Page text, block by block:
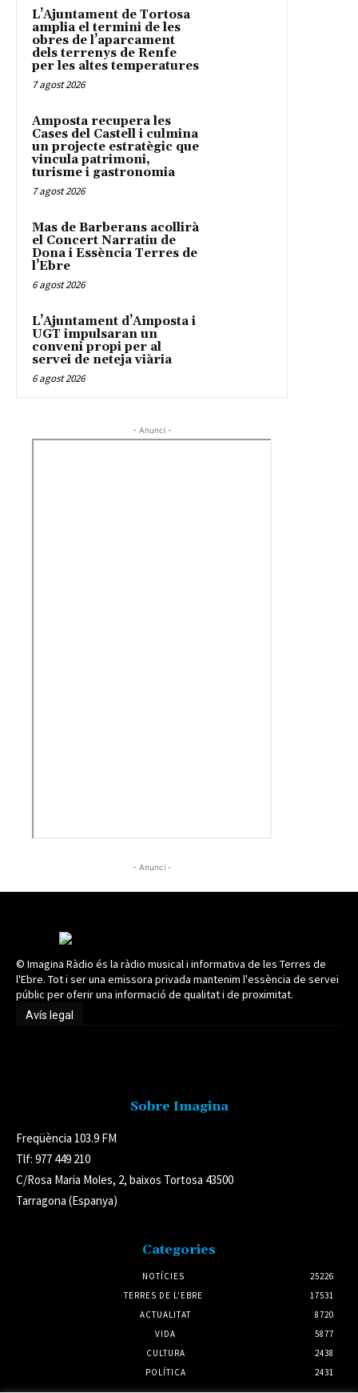
L’Ajuntament de Tortosa
amplia el termini de les
obres de l’aparcament
dels terrenys de Renfe
per les altes temperatures
7 agost 2026
Amposta recupera les
Cases del Castell i culmina
un projecte estratègic que
vincula patrimoni,
turisme i gastronomia
7 agost 2026
Mas de Barberans acollirà
el Concert Narratiu de
Dona i Essència Terres de
l’Ebre
6 agost 2026
L’Ajuntament d’Amposta i
UGT impulsaran un
conveni propi per al
servei de neteja viària
6 agost 2026
- Anunci -
- Anunci -
© Imagina Ràdio és la ràdio musical i informativa de les Terres de
l'Ebre. Tot i ser una emissora privada mantenim l'essència de servei
públic per oferir una informació de qualitat i de proximitat.
Avís legal
Sobre Imagina
Freqüència 103.9 FM
Tlf: 977 449 210
C/Rosa Maria Moles, 2, baixos Tortosa 43500
Tarragona (Espanya)
Categories
NOTÍCIES
25226
TERRES DE L'EBRE
17531
ACTUALITAT
8720
VIDA
5877
CULTURA
2438
POLÍTICA
2431